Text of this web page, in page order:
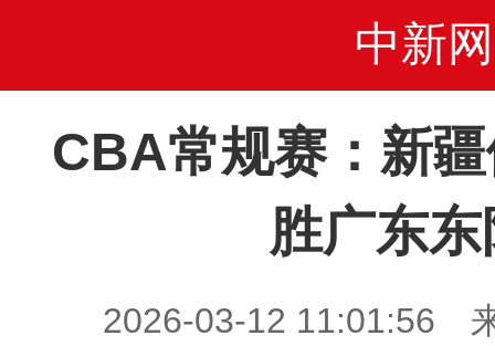
中新网
CBA常规赛：新
胜广东
2026-03-12 11:01:56